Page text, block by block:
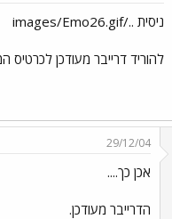
ניסית ../images/Emo26.gif
להוריד דרייבר מעודכן לכרטיס
29/12/04
אכן כך....
הדרייבר מעודכן.